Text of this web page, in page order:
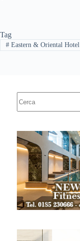
Tag
#Eastern & Oriental Hotel
risultato